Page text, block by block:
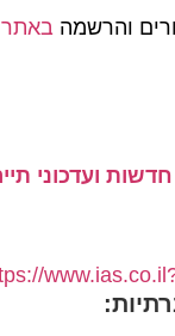
והרשמהבאתר
https://